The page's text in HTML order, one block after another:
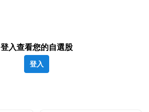
登入查看您的自選股
登入